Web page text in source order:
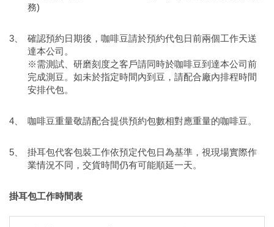
務)
確認預約日期後，咖啡豆請於預約代包日前兩個工作天送
達本公司。
※需測試、研磨刻度之客戶請同時於咖啡豆到達本公司前
完成測豆。如未於指定時間內到豆，請配合廠內排程時間
安排代包。
咖啡豆重量敬請配合提供預約包數相對應重量的咖啡豆。
掛耳包代客包裝工作依預定代包日為基準，視現場實際作
業情況不同，交貨時間仍有可能順延一天。
掛耳包工作時間表